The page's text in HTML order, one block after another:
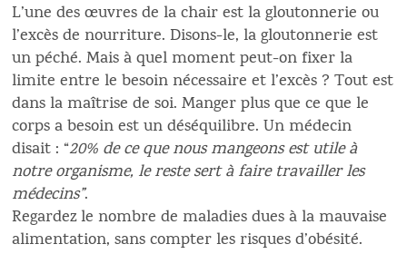
L’une des œuvres de la chair est la gloutonnerie ou
l’excès de nourriture. Disons-le, la gloutonnerie est
un péché. Mais à quel moment peut-on fixer la
limite entre le besoin nécessaire et l’excès ? Tout est
dans la maîtrise de soi. Manger plus que ce que le
corps a besoin est un déséquilibre. Un médecin
disait : “20% de ce que nous mangeons est utile à
notre organisme, le reste sert à faire travailler les
médecins”.
Regardez le nombre de maladies dues à la mauvaise
alimentation, sans compter les risques d’obésité.